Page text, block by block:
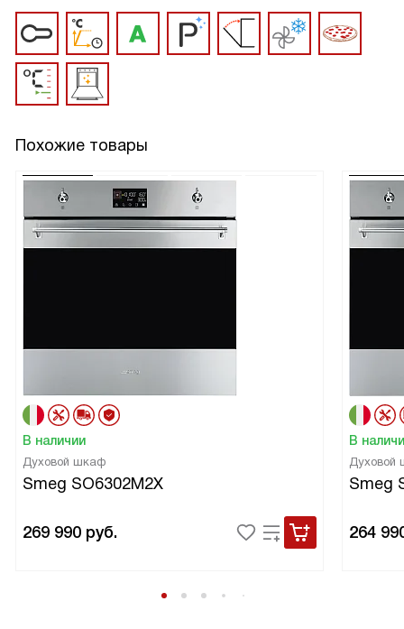
Похожие товары
В наличии
Духовой шкаф
Smeg SO6302M2X
269 990 руб.
В
Духовой
Smeg
264